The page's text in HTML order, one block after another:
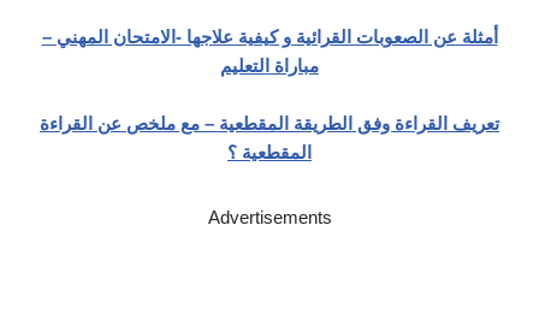
أمثلة عن الصعوبات القرائية و كيفية علاجها -الامتحان المهني –
مباراة التعليم
تعريف القراءة وفق الطريقة المقطعية – مع ملخص عن القراءة
المقطعية ؟
Advertisements